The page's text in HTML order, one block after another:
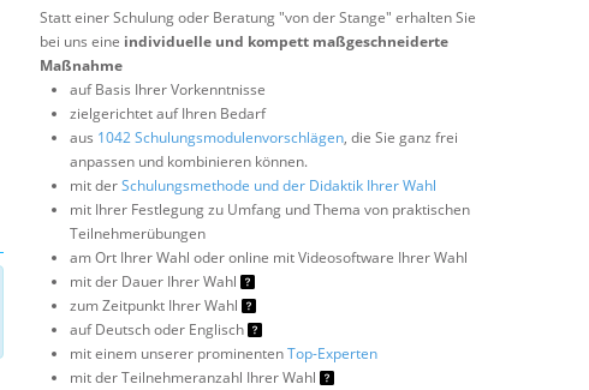
Statt einer Schulung oder Beratung "von der Stange" erhalten Sie
bei uns eine individuelle und kompett maßgeschneiderte
Maßnahme
auf Basis Ihrer Vorkenntnisse
zielgerichtet auf Ihren Bedarf
aus 1042 Schulungsmodulenvorschlägen, die Sie ganz frei
anpassen und kombinieren können.
mit derSchulungsmethode und der Didaktik Ihrer Wahl
mit Ihrer Festlegung zu Umfang und Thema von praktischen
Teilnehmerübungen
am Ort Ihrer Wahl oder online mit Videosoftware Ihrer Wahl
mit der Dauer Ihrer Wahl
zum Zeitpunkt Ihrer Wahl
auf Deutsch oder Englisch
mit einem unserer prominentenTop-Experten
mit der Teilnehmeranzahl Ihrer Wahl